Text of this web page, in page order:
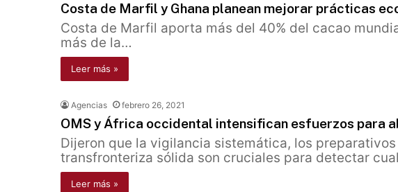
Costa de Marfil y Ghana planean mejorar prácticas
Costa de Marfil aporta más del 40% del cacao
más de la…
Leer más »
Agencias febrero 26, 2021
OMS y África occidental intensifican esfuerzos para
Dijeron que la vigilancia sistemática, los
transfronteriza sólida son cruciales para detectar
Leer más »